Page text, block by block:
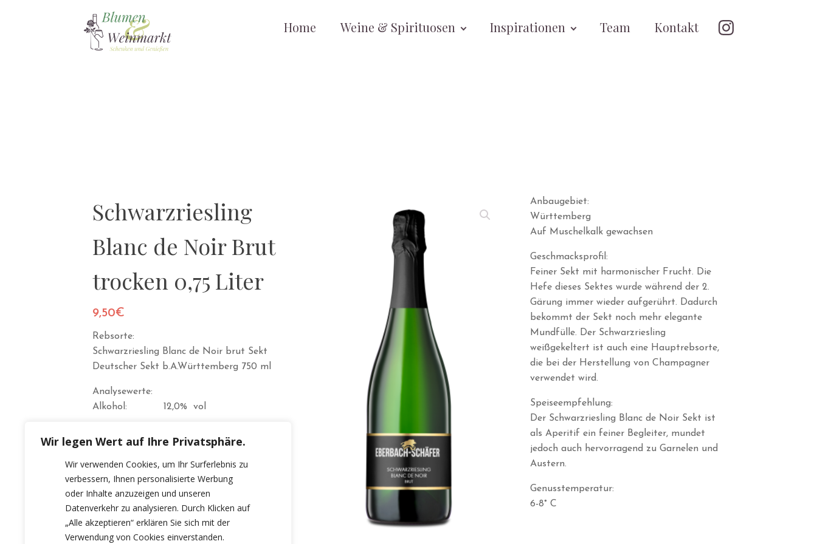
Wir legen Wert auf Ihre Privatsphäre.
Wir verwenden Cookies, um Ihr Surferlebnis zu
verbessern, Ihnen personalisierte Werbung
oder Inhalte anzuzeigen und unseren
Datenverkehr zu analysieren. Durch Klicken auf
„Alle akzeptieren“ erklären Sie sich mit der
Verwendung von Cookies einverstanden.
Home Weine & Spirituosen Inspirationen Team Kontakt
Schwarzriesling
Blanc de Noir Brut
trocken 0,75 Liter
9,50€
Rebsorte:
Schwarzriesling Blanc de Noir brut Sekt
Deutscher Sekt b.A.Württemberg 750 ml
Analysewerte:
Alkohol: 12,0% vol
Enthält Sulfite
Anbaugebiet:
Württemberg
Auf Muschelkalk gewachsen
Geschmacksprofil:
Feiner Sekt mit harmonischer Frucht. Die
Hefe dieses Sektes wurde während der 2.
Gärung immer wieder aufgerührt. Dadurch
bekommt der Sekt noch mehr elegante
Mundfülle. Der Schwarzriesling
weißgekeltert ist auch eine Hauptrebsorte,
die bei der Herstellung von Champagner
verwendet wird.
Speiseempfehlung:
Der Schwarzriesling Blanc de Noir Sekt ist
als Aperitif ein feiner Begleiter, mundet
jedoch auch hervorragend zu Garnelen und
Austern.
Genusstemperatur:
6-8° C